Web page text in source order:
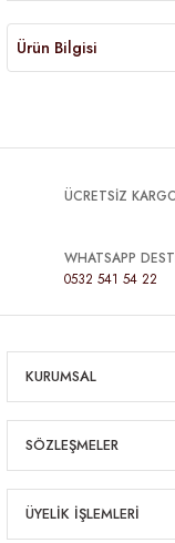
Ürün Bilgisi
ÜCRETSİZ
WHATSAPP
0532 541 54 22
KURUMSAL
SÖZLEŞMELER
ÜYELİK İŞLEMLERİ